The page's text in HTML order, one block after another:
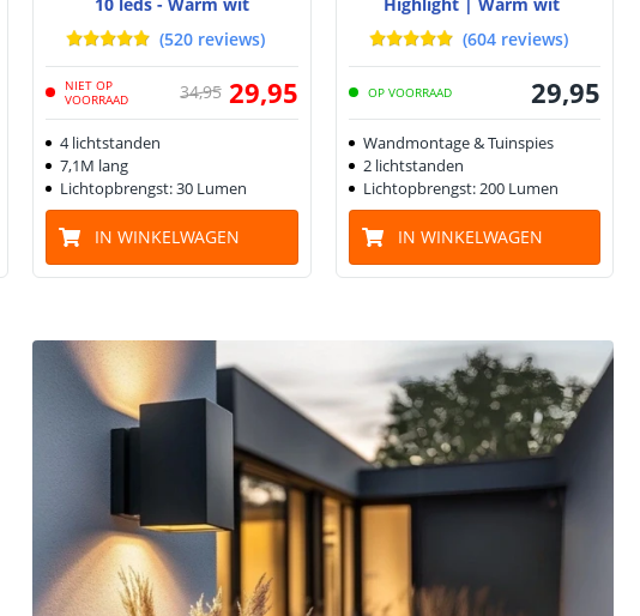
(520 reviews)
NIET OP
VOORRAAD
34,95 29,95
4 lichtstanden
7,1M lang
Lichtopbrengst: 30 Lumen
IN WINKELWAGEN
(604 reviews)
OP VOORRAAD 29,95
Wandmontage & Tuinspies
2 lichtstanden
Lichtopbrengst: 200 Lumen
IN WINKELWAGEN